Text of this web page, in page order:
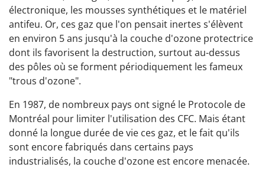
électronique, les mousses synthétiques et le matériel
antifeu. Or, ces gaz que l'on pensait inertes s'élèvent
en environ 5 ans jusqu'à la couche d'ozone protectrice
dont ils favorisent la destruction, surtout au-dessus
des pôles où se forment périodiquement les fameux
"trous d'ozone".
En 1987, de nombreux pays ont signé le Protocole de
Montréal pour limiter l'utilisation des CFC. Mais étant
donné la longue durée de vie ces gaz, et le fait qu'ils
sont encore fabriqués dans certains pays
industrialisés, la couche d'ozone est encore menacée.